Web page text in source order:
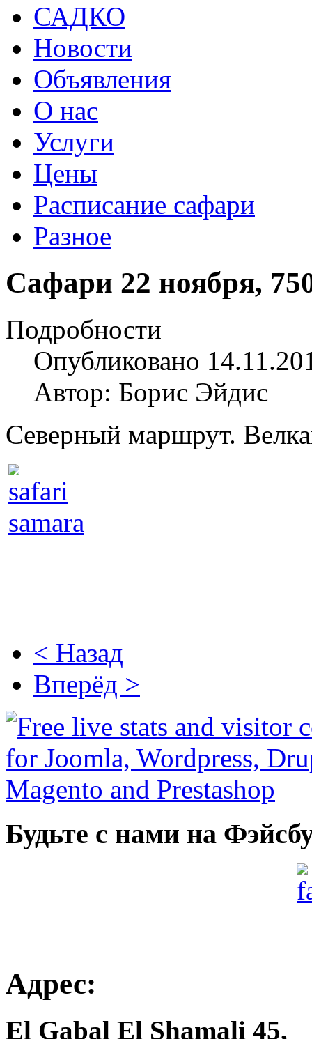
САДКО
Новости
Объявления
О нас
Услуги
Цены
Расписание сафари
Разное
Сафари 22 ноября,
Подробности
Опубликовано
Автор: Борис Эйдис
Северный маршрут.
< Назад
Вперёд >
Будьте с нами на
Адрес:
El Gabal El Shamali 45,